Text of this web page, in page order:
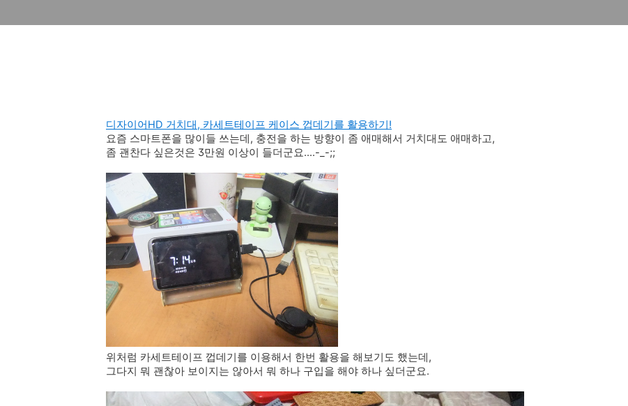
디자이어HD 거치대, 카세트테이프 케이스 껍데기를 활용하기!
요즘 스마트폰을 많이들 쓰는데, 충전을 하는 방향이 좀 애매해서 거치대도 애매하고,
좀 괜찬다 싶은것은 3만원 이상이 들더군요....-_-;;
위처럼 카세트테이프 껍데기를 이용해서 한번 활용을 해보기도 했는데,
그다지 뭐 괜찮아 보이지는 않아서 뭐 하나 구입을 해야 하나 싶더군요.